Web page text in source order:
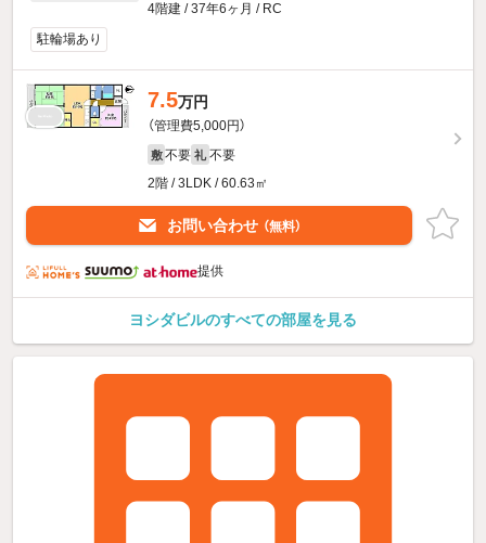
4階建 / 37年6ヶ月 / RC
駐輪場あり
7.5万円
（管理費5,000円）
敷 不要 礼 不要
2階 / 3LDK / 60.63㎡
お問い合わせ （無料）
提供
ヨシダビルのすべての部屋を見る